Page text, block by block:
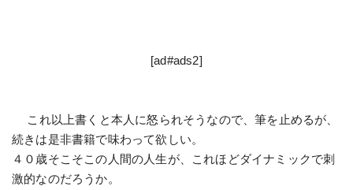
[ad#ads2]
これ以上書くと本人に怒られそうなので、筆を止めるが、
続きは是非書籍で味わって欲しい。
４０歳そこそこの人間の人生が、これほどダイナミックで刺
激的なのだろうか。